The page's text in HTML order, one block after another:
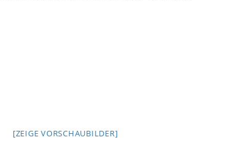
[ZEIGE VORSCHAUBILDER]